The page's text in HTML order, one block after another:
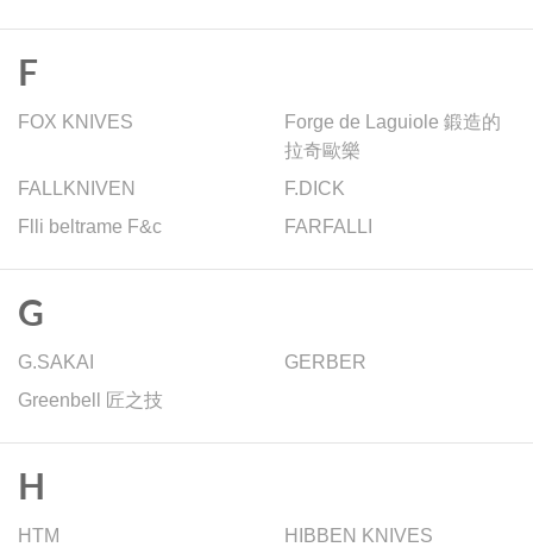
F
FOX KNIVES
Forge de Laguiole 鍛造的
拉奇歐樂
FALLKNIVEN
F.DICK
Flli beltrame F&c
FARFALLI
G
G.SAKAI
GERBER
Greenbell 匠之技
H
HTM
HIBBEN KNIVES